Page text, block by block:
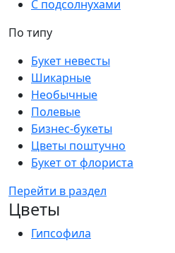
С подсолнухами
По типу
Букет невесты
Шикарные
Необычные
Полевые
Бизнес-букеты
Цветы поштучно
Букет от флориста
Перейти в раздел
Цветы
Гипсофила